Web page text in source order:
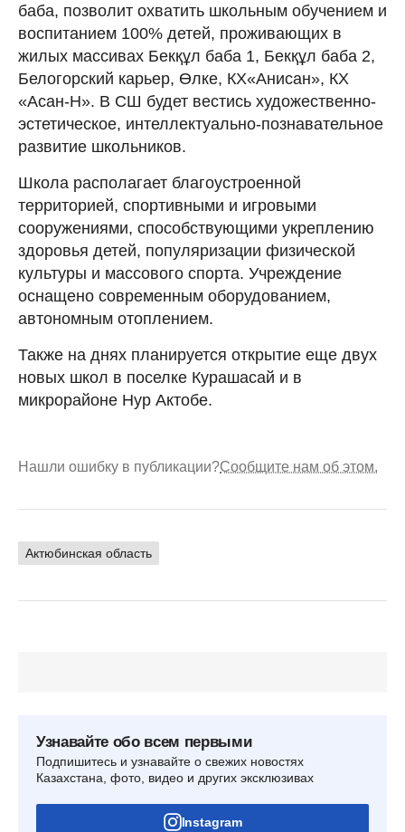
баба, позволит охватить школьным обучением и
воспитанием 100% детей, проживающих в
жилых массивах Бекқұл баба 1, Бекқұл баба 2,
Белогорский карьер, Өлке, КХ«Анисан», КХ
«Асан-Н». В СШ будет вестись художественно-
эстетическое, интеллектуально-познавательное
развитие школьников.
Школа располагает благоустроенной
территорией, спортивными и игровыми
сооружениями, способствующими укреплению
здоровья детей, популяризации физической
культуры и массового спорта. Учреждение
оснащено современным оборудованием,
автономным отоплением.
Также на днях планируется открытие еще двух
новых школ в поселке Курашасай и в
микрорайоне Нур Актобе.
Нашли ошибку в публикации?Сообщите нам об этом.
Актюбинская область
Узнавайте обо всем первыми
Подпишитесь и узнавайте о свежих новостях
Казахстана, фото, видео и других эксклюзивах
Instagram